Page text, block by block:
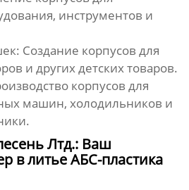
инструментов и
Создание корпусов для
и других детских товаров.
корпусов для
машин, холодильников и
Лтд.: Ваш
в литье АБС-пластика